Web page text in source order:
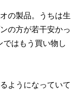
の製品。うちは生
の方が若干安かっ
ではもう買い物し
ようになっていて